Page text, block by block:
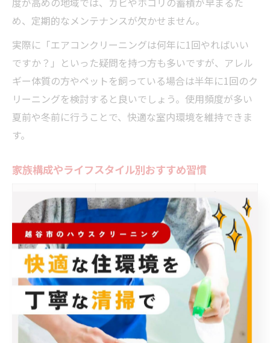
め、定期的なメンテナンスが欠かせません。
実際に「エアコンクリーニングは何年に1回やればいい
ですか？」といった疑問を持つ方も多いですが、アレル
ギー体質の方やペットを飼っている場合は半年に1回のク
リーニングを検討すると良いでしょう。使用頻度が多い
夏前や冬前に行うことで、快適な室内環境を維持できま
す。
家族構成やライフスタイル別おすすめ習慣
ライフスタイル クリーニング頻度
ポイント
小さな子供・高
齢者あり
年1回以上
健康被害予
防
共働き・ペット
飼育
プロ:年1回＋フィル
ター月1回
長時間運転
に対応
通常の家庭
年1回 清潔維持
家族構成やライフスタイルによって、エアコンクリーニ